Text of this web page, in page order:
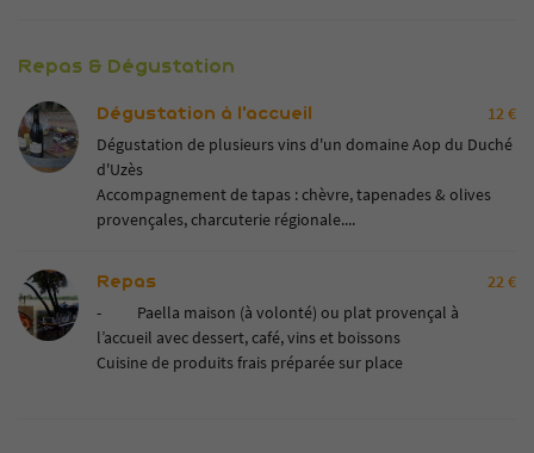
Repas & Dégustation
Dégustation à l'accueil
12 €
Dégustation de plusieurs vins d'un domaine Aop du Duché
d'Uzès
Accompagnement de tapas : chèvre, tapenades & olives
provençales, charcuterie régionale....
Repas
22 €
- Paella maison (à volonté) ou plat provençal à
l’accueil avec dessert, café, vins et boissons
Cuisine de produits frais préparée sur place